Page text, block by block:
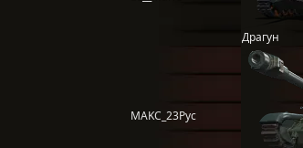
Драгун
MAKC_23Pyc